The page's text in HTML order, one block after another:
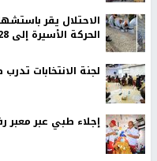
الاحتلال يقر
الحركة الأسيرة إلى 328
لجنة الانتخابات
إجلاء طبي عبر معبر رفح